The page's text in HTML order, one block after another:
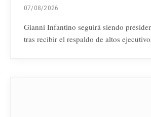
07/08/2026
Gianni Infantino seguirá siendo
tras recibir el respaldo de altos